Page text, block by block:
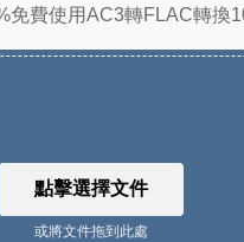
免費使用AC3轉FLAC轉換
點擊選擇文件
或將文件拖到此處